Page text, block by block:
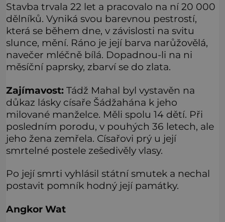
Stavba trvala 22 let a pracovalo na ní 20 000
dělníků. Vyniká svou barevnou pestrostí,
která se během dne, v závislosti na svitu
slunce, mění. Ráno je její barva narůžovělá,
navečer mléčně bílá. Dopadnou-li na ni
měsíční paprsky, zbarví se do zlata.
Zajímavost: Tádž Mahal byl vystavěn na
důkaz lásky císaře Šádžahána k jeho
milované manželce. Měli spolu 14 dětí. Při
posledním porodu, v pouhých 36 letech, ale
jeho žena zemřela. Císařovi prý u její
smrtelné postele zešedivěly vlasy.
Po její smrti vyhlásil státní smutek a nechal
postavit pomník hodný její památky.
Angkor Wat